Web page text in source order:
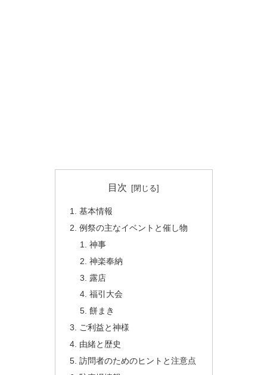
目次
基本情報
例祭の主なイベントと催し物
神事
神楽奉納
露店
福引大会
餅まき
ご利益と神様
由緒と歴史
訪問者のためのヒントと注意点